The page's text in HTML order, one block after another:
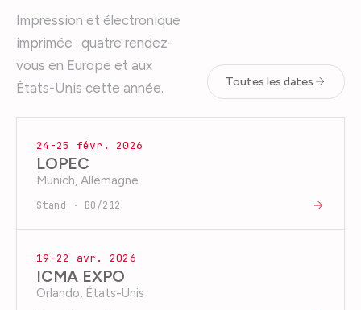
Impression et électronique
imprimée : quatre rendez-
vous en Europe et aux
États-Unis cette année.
Toutes les dates
24-25 févr. 2026
LOPEC
Munich, Allemagne
Stand · BO/212
19-22 avr. 2026
ICMA EXPO
Orlando, États-Unis